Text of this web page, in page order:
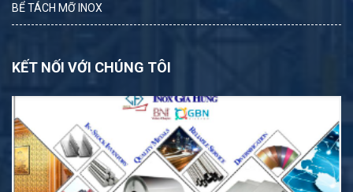
BỂ TÁCH MỠ INOX
KẾT NỐI VỚI CHÚNG TÔI